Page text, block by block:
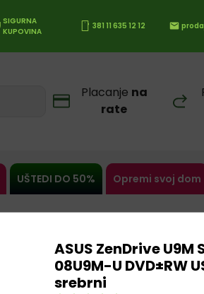
SIGURNA
KUPOVINA
381 11 635 12 12
Placanje na
rate
UŠTEDI DO 50% Opremi svoj dom
ASUS ZenDrive U9M
08U9M-U DVD±RW
srebrni